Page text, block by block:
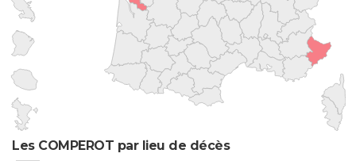
Les COMPEROT par lieu de décès